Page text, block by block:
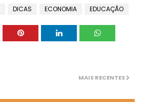
DICAS ECONOMIA EDUCAÇÃO
MAIS RECENTES